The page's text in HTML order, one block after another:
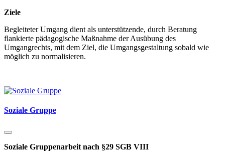
Ziele
Begleiteter Umgang dient als unterstützende, durch Beratung
flankierte pädagogische Maßnahme der Ausübung des
Umgangrechts, mit dem Ziel, die Umgangsgestaltung sobald wie
möglich zu normalisieren.
Soziale Gruppe
Soziale Gruppenarbeit nach §29 SGB VIII